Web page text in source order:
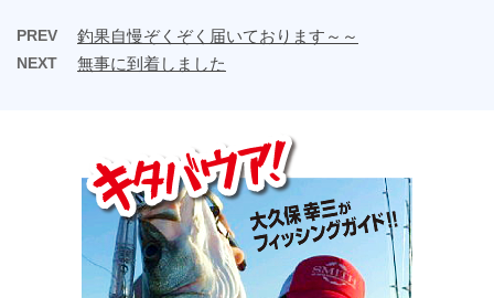
PREV 釣果自慢ぞくぞく届いております～～
NEXT 無事に到着しました